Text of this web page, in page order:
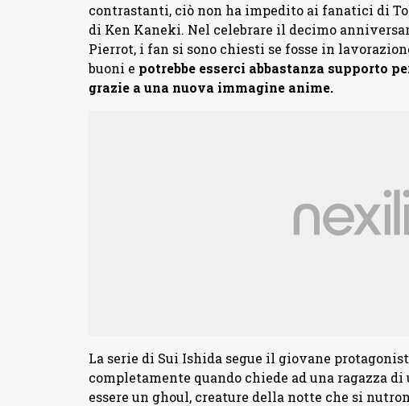
contrastanti, ciò non ha impedito ai fanatici di
di Ken Kaneki. Nel celebrare il decimo
Pierrot, i fan si sono chiesti se fosse in
buoni e potrebbe esserci abbastanza supporto
grazie a una nuova immagine anime.
La serie di Sui Ishida segue il giovane
completamente quando chiede ad una ragazza
essere un ghoul, creature della notte che si